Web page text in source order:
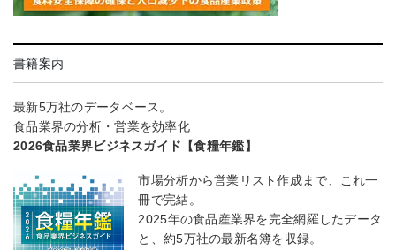
書籍案内
最新5万社のデータベース。
食品業界の分析・営業を効率化
2026食品業界ビジネスガイド【食糧年鑑】
市場分析から営業リスト作成まで、これ一
冊で完結。
2025年の食品産業界を完全網羅したデータ
と、約5万社の最新名簿を収録。